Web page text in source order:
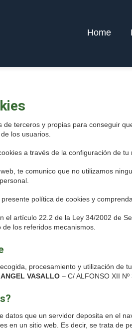
Home
de terceros y propias para conseguir
los usuarios.
a través de la configuración de
te comunico que no utilizamos
política de cookies y
el artículo 22.2 de la Ley 34/2002 de
los referidos mecanismos.
procesamiento y utilización de
ANGEL VASALLO – C/ ALFONSO XII Nº
datos que un servidor deposita en el
en un sitio web. Es decir, se trata de